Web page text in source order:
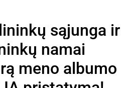
sąjunga ir
namai
meno albumo